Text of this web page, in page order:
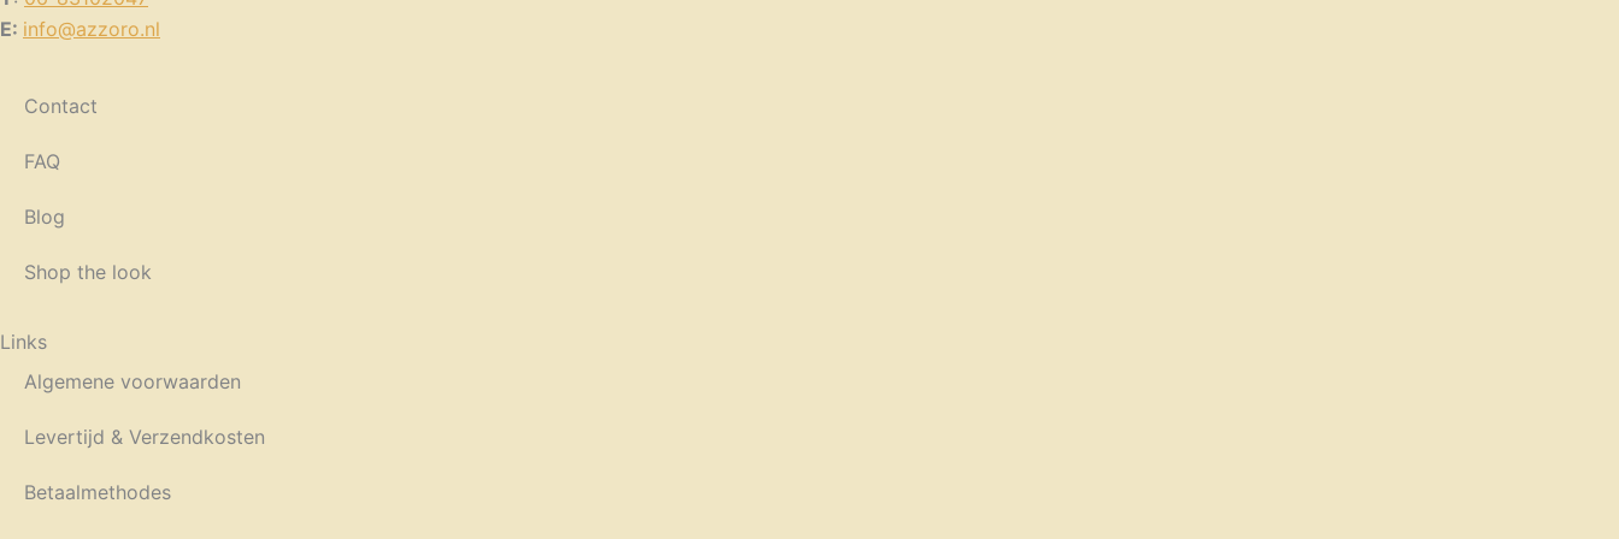
E: info@azzoro.nl
Contact
FAQ
Blog
Shop the look
Links
Algemene voorwaarden
Levertijd & Verzendkosten
Betaalmethodes